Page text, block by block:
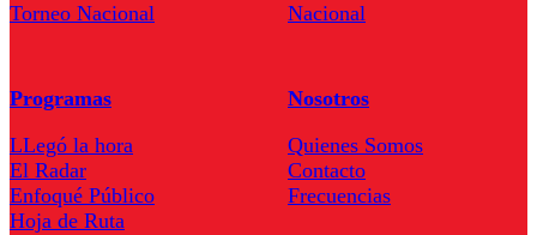
Torneo Nacional
Nacional
Programas
LLegó la hora
El Radar
Enfoqué Público
Hoja de Ruta
Nosotros
Quienes Somos
Contacto
Frecuencias